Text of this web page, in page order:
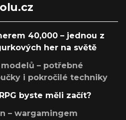
40,000 – jednou z
her na světě
– potřebné
i pokročilé techniky
byste měli začít?
– wargamingem